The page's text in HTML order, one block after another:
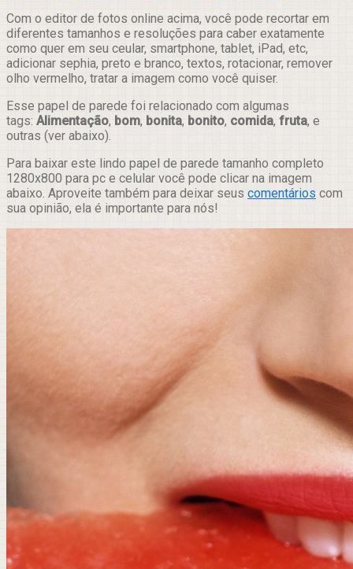
Com o editor de fotos online acima, você pode recortar em
diferentes tamanhos e resoluções para caber exatamente
como quer em seu ceular, smartphone, tablet, iPad, etc,
adicionar sephia, preto e branco, textos, rotacionar, remover
olho vermelho, tratar a imagem como você quiser.
Esse papel de parede foi relacionado com algumas
tags: Alimentação, bom, bonita, bonito, comida, fruta, e
outras (ver abaixo).
Para baixar este lindo papel de parede tamanho completo
1280x800 para pc e celular você pode clicar na imagem
abaixo. Aproveite também para deixar seus comentários com
sua opinião, ela é importante para nós!